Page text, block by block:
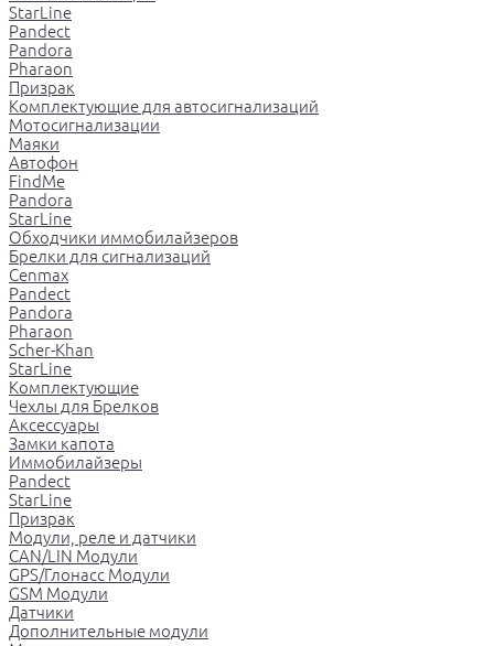
StarLine
Pandect
Pandora
Pharaon
Призрак
Комплектующие для автосигнализаций
Мотосигнализации
Маяки
Автофон
FindMe
Pandora
StarLine
Обходчики иммобилайзеров
Брелки для сигнализаций
Cenmax
Pandect
Pandora
Pharaon
Scher-Khan
StarLine
Комплектующие
Чехлы для Брелков
Аксессуары
Замки капота
Иммобилайзеры
Pandect
StarLine
Призрак
Модули, реле и датчики
CAN/LIN Модули
GPS/Глонасс Модули
GSM Модули
Датчики
Дополнительные модули